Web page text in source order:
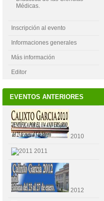
Médicas.
Inscripción al evento
Informaciones generales
Más información
Editor
EVENTOS ANTERIORES
2010
2011
2012